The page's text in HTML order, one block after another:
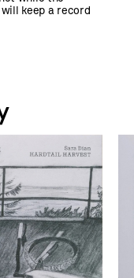
keep a record